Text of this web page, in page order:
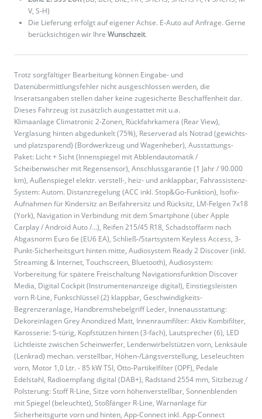
V, S-H)
Die Lieferung erfolgt auf eigener Achse. E-Auto auf Anfrage. Gerne
berücksichtigen wir Ihre Wunschzeit.
Trotz sorgfältiger Bearbeitung können Eingabe- und
Datenübermittlungsfehler nicht ausgeschlossen werden, die
Inseratsangaben stellen daher keine zugesicherte Beschaffenheit dar.
Dieses Fahrzeug ist zusätzlich ausgestattet mit u.a.
Klimaanlage Climatronic 2-Zonen, Rückfahrkamera (Rear View),
Verglasung hinten abgedunkelt (75%), Reserverad als Notrad (gewichts-
und platzsparend) (Bordwerkzeug und Wagenheber), Ausstattungs-
Paket: Licht + Sicht (Innenspiegel mit Abblendautomatik /
Scheibenwischer mit Regensensor), Anschlussgarantie (1 Jahr / 90.000
km), Außenspiegel elektr. verstell-, heiz- und anklappbar, Fahrassistenz-
System: Autom. Distanzregelung (ACC inkl. Stop&Go-Funktion), Isofix-
Aufnahmen für Kindersitz an Beifahrersitz und Rücksitz, LM-Felgen 7x18
(York), Navigation in Verbindung mit dem Smartphone (über Apple
Carplay / Android Auto /...), Reifen 215/45 R18, Schadstoffarm nach
Abgasnorm Euro 6e (EU6 EA), Schließ-/Startsystem Keyless Access, 3-
Punkt-Sicherheitsgurt hinten mitte, Audiosystem Ready 2 Discover (inkl.
Streaming & Internet, Touchscreen, Bluetooth), Audiosystem:
Vorbereitung für spätere Freischaltung Navigationsfunktion Discover
Media, Digital Cockpit (Instrumentenanzeige digital), Einstiegsleisten
vorn R-Line, Funkschlüssel (2) klappbar, Geschwindigkeits-
Begrenzeranlage, Handbremshebelgriff Leder, Innenausstattung:
Dekoreinlagen Grey Anondized Matt, Innenraumfilter: Aktiv Kombifilter,
Karosserie: 5-türig, Kopfstützen hinten (3-fach), Lautsprecher (6), LED
Lichtleiste zwischen Scheinwerfer, Lendenwirbelstützen vorn, Lenksäule
(Lenkrad) mechan. verstellbar, Höhen-/Längsverstellung, Leseleuchten
vorn, Motor 1,0 Ltr. - 85 kW TSI, Otto-Partikelfilter (OPF), Pedale
Edelstahl, Radioempfang digital (DAB+), Radstand 2554 mm, Sitzbezug /
Polsterung: Stoff R-Line, Sitze vorn höhenverstellbar, Sonnenblenden
mit Spiegel (beleuchtet), Stoßfänger R-Line, Warnanlage für
Sicherheitsgurte vorn und hinten, App-Connect inkl. App-Connect